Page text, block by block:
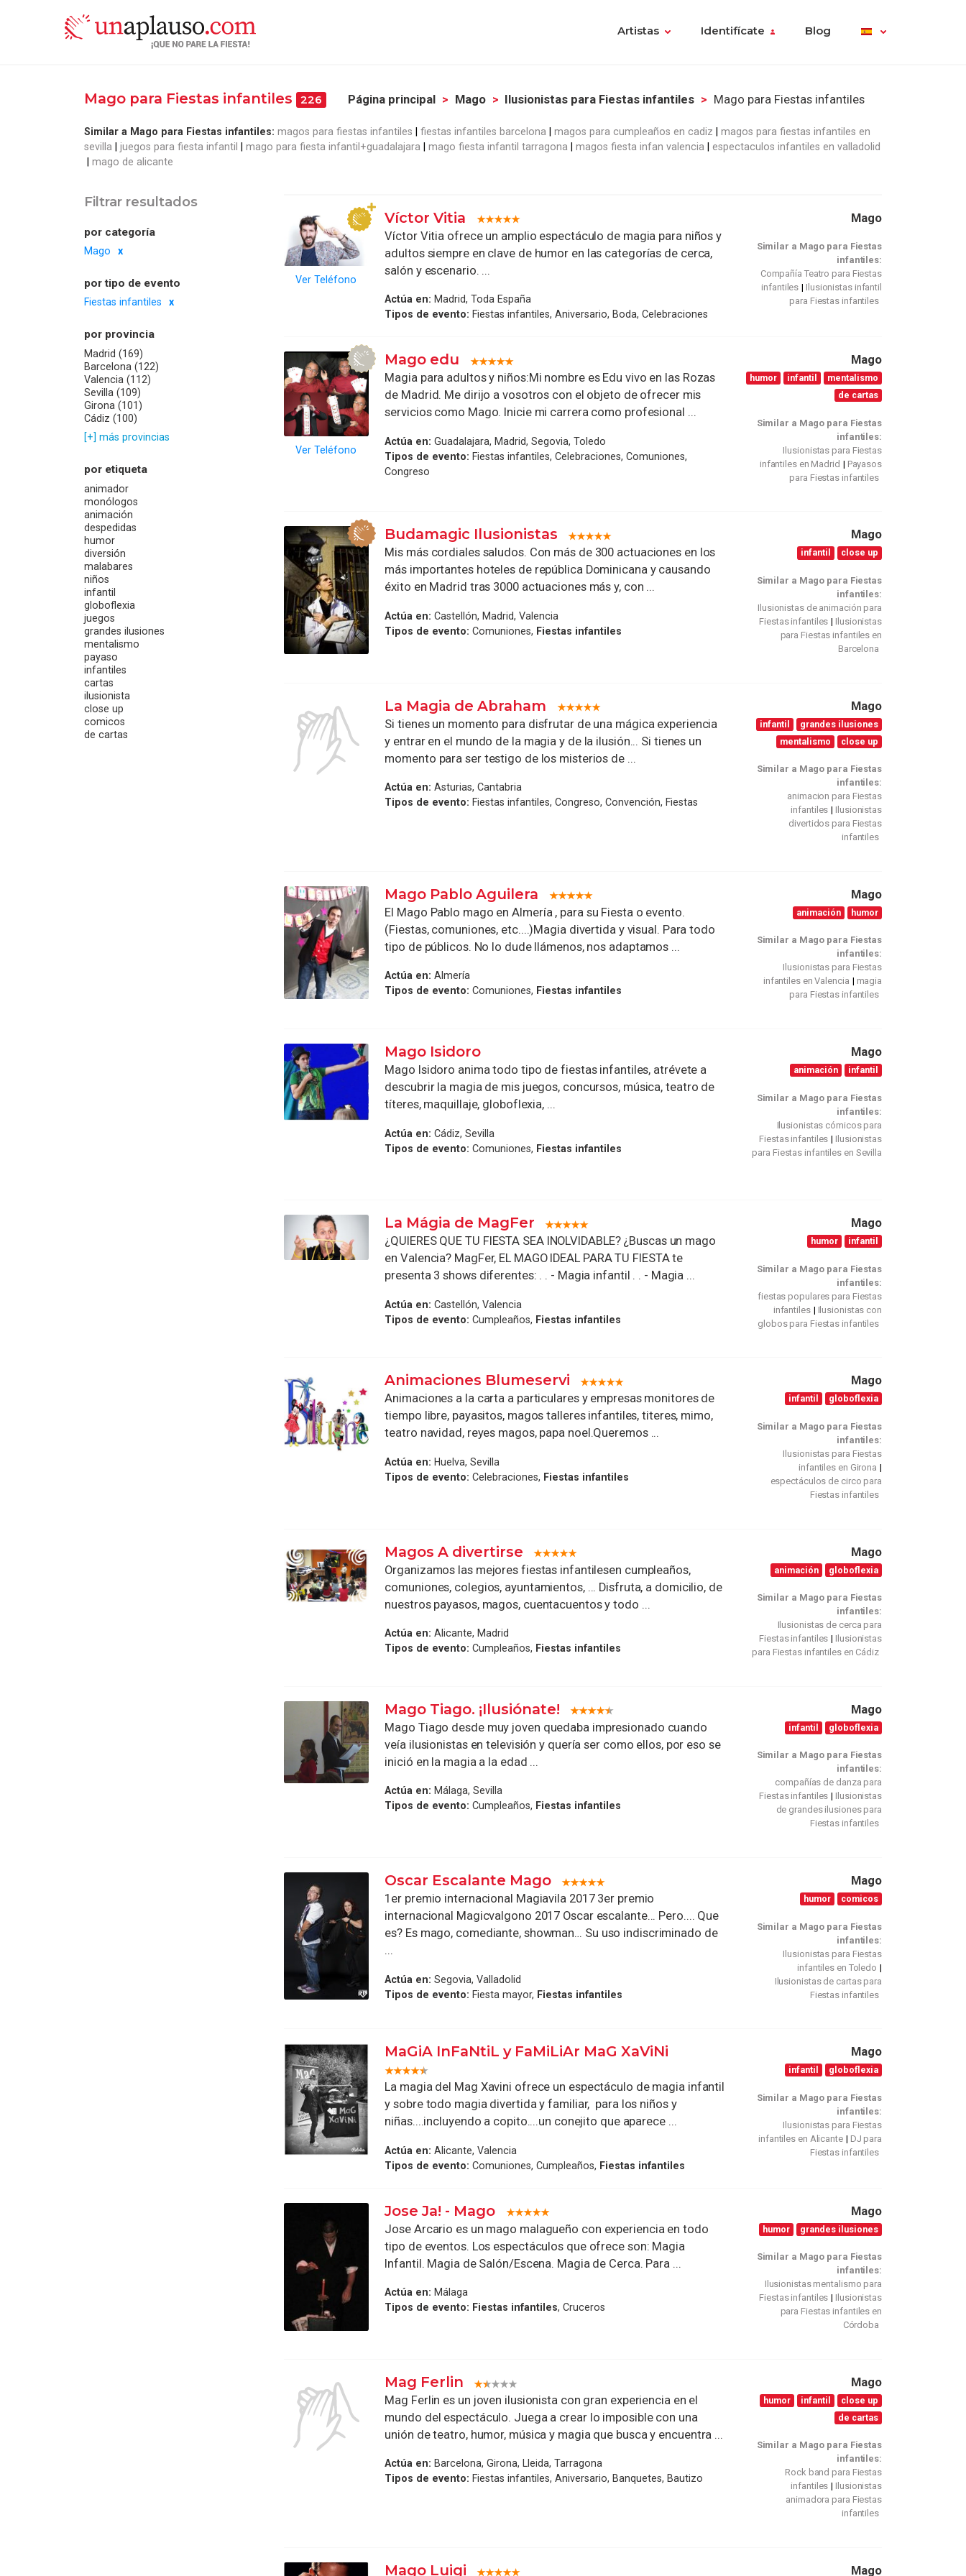
Artistas Identifícate Blog
Mago para Fiestas infantiles 226 Página principal Mago Ilusionistas para Fiestas infantiles Mago para Fiestas infantiles
Similar a Mago para Fiestas infantiles: magos para fiestas infantiles fiestas infantiles barcelona magos para cumpleaños en cadiz
magos para fiestas infantiles en
sevilla
juegos para fiesta infantil mago para fiesta infantil+guadalajara mago fiesta infantil tarragona magos fiesta infan valencia
espectaculos infantiles en valladolid
mago de alicante
Filtrar resultados
por categoría
Mago
por tipo de evento
Fiestas infantiles
por provincia
Madrid (169)
Barcelona (122)
Valencia (112)
Sevilla (109)
Girona (101)
Cádiz (100)
[+] más provincias
por etiqueta
animador
monólogos
animación
despedidas
humor
diversión
malabares
niños
infantil
globoflexia
juegos
grandes ilusiones
mentalismo
payaso
infantiles
cartas
ilusionista
close up
comicos
de cartas
Ver Teléfono
Víctor Vitia
Víctor Vitia ofrece un amplio espectáculo de magia para niños y
adultos siempre en clave de humor en las categorías de cerca,
salón y escenario. ...
Actúa en: Madrid, Toda España
Tipos de evento: Fiestas infantiles, Aniversario, Boda, Celebraciones
Mago
Similar a Mago para Fiestas
infantiles:
Compañía Teatro para Fiestas
infantiles
Ilusionistas infantil
para Fiestas infantiles
Ver Teléfono
Mago edu
Magia para adultos y niños:Mi nombre es Edu vivo en las Rozas
de Madrid. Me dirijo a vosotros con el objeto de ofrecer mis
servicios como Mago. Inicie mi carrera como profesional ...
Actúa en: Guadalajara, Madrid, Segovia, Toledo
Tipos de evento: Fiestas infantiles, Celebraciones, Comuniones,
Congreso
Mago
humor infantil
mentalismo
de cartas
Similar a Mago para Fiestas
infantiles:
Ilusionistas para Fiestas
infantiles en Madrid
Payasos
para Fiestas infantiles
Budamagic Ilusionistas
Mis más cordiales saludos. Con más de 300 actuaciones en los
más importantes hoteles de república Dominicana y causando
éxito en Madrid tras 3000 actuaciones más y, con ...
Actúa en: Castellón, Madrid, Valencia
Tipos de evento: Comuniones, Fiestas infantiles
Mago
infantil close up
Similar a Mago para Fiestas
infantiles:
Ilusionistas de animación para
Fiestas infantiles
Ilusionistas
para Fiestas infantiles en
Barcelona
La Magia de Abraham
Si tienes un momento para disfrutar de una mágica experiencia
y entrar en el mundo de la magia y de la ilusión... Si tienes un
momento para ser testigo de los misterios de ...
Actúa en: Asturias, Cantabria
Tipos de evento: Fiestas infantiles, Congreso, Convención, Fiestas
Mago
infantil
grandes ilusiones
mentalismo
close up
Similar a Mago para Fiestas
infantiles:
animacion para Fiestas
infantiles
Ilusionistas
divertidos para Fiestas
infantiles
Mago Pablo Aguilera
El Mago Pablo mago en Almería , para su Fiesta o evento.
(Fiestas, comuniones, etc....)Magia divertida y visual. Para todo
tipo de públicos. No lo dude llámenos, nos adaptamos ...
Actúa en: Almería
Tipos de evento: Comuniones, Fiestas infantiles
Mago
animación humor
Similar a Mago para Fiestas
infantiles:
Ilusionistas para Fiestas
infantiles en Valencia
magia
para Fiestas infantiles
Mago Isidoro
Mago Isidoro anima todo tipo de fiestas infantiles, atrévete a
descubrir la magia de mis juegos, concursos, música, teatro de
títeres, maquillaje, globoflexia, ...
Actúa en: Cádiz, Sevilla
Tipos de evento: Comuniones, Fiestas infantiles
Mago
animación infantil
Similar a Mago para Fiestas
infantiles:
Ilusionistas cómicos para
Fiestas infantiles
Ilusionistas
para Fiestas infantiles en Sevilla
La Mágia de MagFer
¿QUIERES QUE TU FIESTA SEA INOLVIDABLE? ¿Buscas un mago
en Valencia? MagFer, EL MAGO IDEAL PARA TU FIESTA te
presenta 3 shows diferentes: . . - Magia infantil . . - Magia ...
Actúa en: Castellón, Valencia
Tipos de evento: Cumpleaños, Fiestas infantiles
Mago
humor infantil
Similar a Mago para Fiestas
infantiles:
fiestas populares para Fiestas
infantiles
Ilusionistas con
globos para Fiestas infantiles
Animaciones Blumeservi
Animaciones a la carta a particulares y empresas monitores de
tiempo libre, payasitos, magos talleres infantiles, titeres, mimo,
teatro navidad, reyes magos, papa noel.Queremos ...
Actúa en: Huelva, Sevilla
Tipos de evento: Celebraciones, Fiestas infantiles
Mago
infantil globoflexia
Similar a Mago para Fiestas
infantiles:
Ilusionistas para Fiestas
infantiles en Girona
espectáculos de circo para
Fiestas infantiles
Magos A divertirse
Organizamos las mejores fiestas infantilesen cumpleaños,
comuniones, colegios, ayuntamientos, ... Disfruta, a domicilio, de
nuestros payasos, magos, cuentacuentos y todo ...
Actúa en: Alicante, Madrid
Tipos de evento: Cumpleaños, Fiestas infantiles
Mago
animación globoflexia
Similar a Mago para Fiestas
infantiles:
Ilusionistas de cerca para
Fiestas infantiles
Ilusionistas
para Fiestas infantiles en Cádiz
Mago Tiago. ¡Ilusiónate!
Mago Tiago desde muy joven quedaba impresionado cuando
veía ilusionistas en televisión y quería ser como ellos, por eso se
inició en la magia a la edad ...
Actúa en: Málaga, Sevilla
Tipos de evento: Cumpleaños, Fiestas infantiles
Mago
infantil globoflexia
Similar a Mago para Fiestas
infantiles:
compañías de danza para
Fiestas infantiles
Ilusionistas
de grandes ilusiones para
Fiestas infantiles
Oscar Escalante Mago
1er premio internacional Magiavila 2017 3er premio
internacional Magicvalgono 2017 Oscar escalante... Pero.... Que
es? Es mago, comediante, showman… Su uso indiscriminado de
...
Actúa en: Segovia, Valladolid
Tipos de evento: Fiesta mayor, Fiestas infantiles
Mago
humor comicos
Similar a Mago para Fiestas
infantiles:
Ilusionistas para Fiestas
infantiles en Toledo
Ilusionistas de cartas para
Fiestas infantiles
MaGiA InFaNtiL y FaMiLiAr MaG XaViNi
La magia del Mag Xavini ofrece un espectáculo de magia infantil
y sobre todo magia divertida y familiar, para los niños y
niñas....incluyendo a copito....un conejito que aparece ...
Actúa en: Alicante, Valencia
Tipos de evento: Comuniones, Cumpleaños, Fiestas infantiles
Mago
infantil globoflexia
Similar a Mago para Fiestas
infantiles:
Ilusionistas para Fiestas
infantiles en Alicante
DJ para
Fiestas infantiles
Jose Ja! - Mago
Jose Arcario es un mago malagueño con experiencia en todo
tipo de eventos. Los espectáculos que ofrece son: Magia
Infantil. Magia de Salón/Escena. Magia de Cerca. Para ...
Actúa en: Málaga
Tipos de evento: Fiestas infantiles, Cruceros
Mago
humor grandes ilusiones
Similar a Mago para Fiestas
infantiles:
Ilusionistas mentalismo para
Fiestas infantiles
Ilusionistas
para Fiestas infantiles en
Córdoba
Mag Ferlin
Mag Ferlin es un joven ilusionista con gran experiencia en el
mundo del espectáculo. Juega a crear lo imposible con una
unión de teatro, humor, música y magia que busca y encuentra ...
Actúa en: Barcelona, Girona, Lleida, Tarragona
Tipos de evento: Fiestas infantiles, Aniversario, Banquetes, Bautizo
Mago
humor infantil
close up
de cartas
Similar a Mago para Fiestas
infantiles:
Rock band para Fiestas
infantiles
Ilusionistas
animadora para Fiestas
infantiles
Mago Luigi Mago